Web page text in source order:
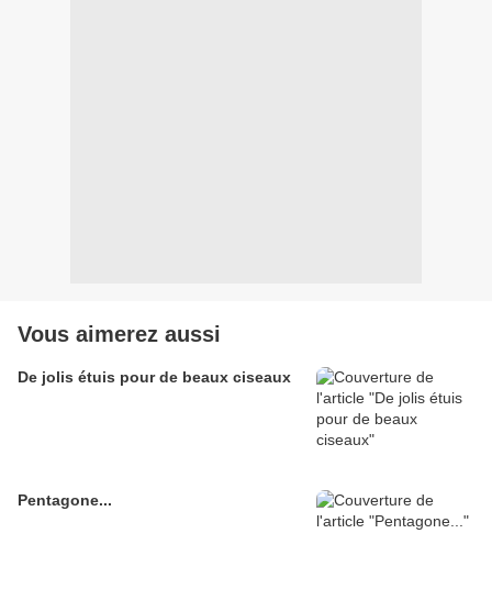
Vous aimerez aussi
De jolis étuis pour de beaux ciseaux
Pentagone...